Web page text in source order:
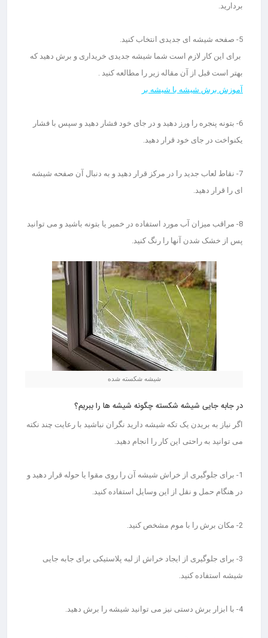
بردارید.
5- صفحه شیشه ای جدیدی انتخاب کنید.
برای این کار لازم است شما شیشه جدیدی خریداری و برش دهید که
بهتر است قبل از آن مقاله زیر را مطالعه کنید .
آموزش برش شیشه با شیشه بر
6- بتونه پنجره را ورز دهید و در جای خود فشار دهید و سپس با فشار
یکنواخت در جای خود قرار دهید.
7- نقاط لعاب جدید را در مرکز قرار دهید و به دنبال آن صفحه شیشه
ای را قرار دهید.
8- مراقب میزان آب مورد استفاده در خمیر یا بتونه باشید و می توانید
پس از خشک شدن آنها را رنگ کنید.
شیشه شکسته شده
در جابه جایی شیشه شکسته چگونه شیشه ها راببریم؟
اگر نیاز به بریدن یک تکه شیشه دارید نگران نباشید با رعایت چند نکته
می توانید به راحتی این کار را انجام دهید.
1- برای جلوگیری از خراش شیشه آن را روی مقوا یا حوله قرار دهید و
در هنگام حمل و نقل از این وسایل استفاده کنید.
2- مکان برش را با موم مشخص کنید.
3- برای جلوگیری از ایجاد خراش از لبه پلاستیکی برای جابه جایی
شیشه استفاده کنید.
4- با ابزار برش دستی نیز می توانید شیشه را برش دهید.